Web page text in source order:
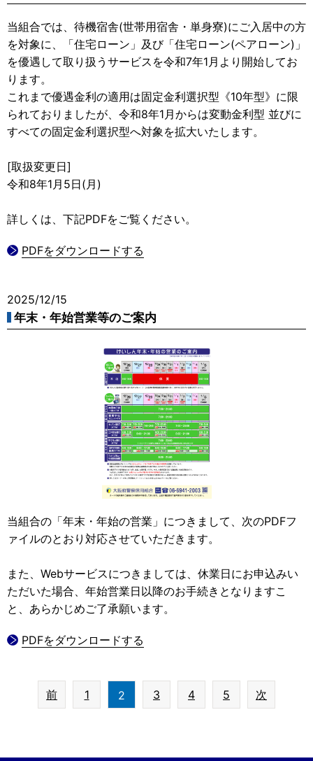
当組合では、待機宿舎(世帯用宿舎・単身寮)にご入居中の方
を対象に、「住宅ローン」及び「住宅ローン(ペアローン)」
を優遇して取り扱うサービスを令和7年1月より開始してお
ります。
これまで優遇金利の適用は固定金利選択型《10年型》に限
られておりましたが、令和8年1月からは変動金利型 並びに
すべての固定金利選択型へ対象を拡大いたします。
[取扱変更日]
令和8年1月5日(月)
詳しくは、下記PDFをご覧ください。
PDFをダウンロードする
2025/12/15
年末・年始営業等のご案内
当組合の「年末・年始の営業」につきまして、次のPDFフ
ァイルのとおり対応させていただきます。
また、Webサービスにつきましては、休業日にお申込みい
ただいた場合、年始営業日以降のお手続きとなりますこ
と、あらかじめご了承願います。
PDFをダウンロードする
前 1 2 3 4 5 次